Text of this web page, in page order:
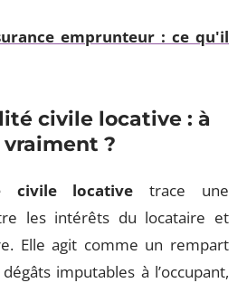
emprunteur : ce qu'il
civile locative : à
?
civile locative trace une
les intérêts du locataire et
Elle agit comme un rempart
imputables à l’occupant,